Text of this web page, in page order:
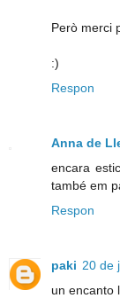
Però merci
:)
Respon
Anna de
encara
també em
Respon
paki 20 de
un encanto